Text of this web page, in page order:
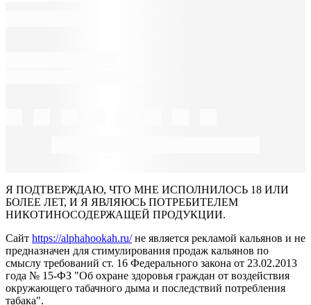
Я ПОДТВЕРЖДАЮ, ЧТО МНЕ ИСПОЛНИЛОСЬ 18 ИЛИ
БОЛЕЕ ЛЕТ, И Я ЯВЛЯЮСЬ ПОТРЕБИТЕЛЕМ
НИКОТИНОСОДЕРЖАЩЕЙ ПРОДУКЦИИ.
Сайт https://alphahookah.ru/не является рекламой кальянов и не
предназначен для стимулирования продаж кальянов по
смыслу требований ст. 16 Федерального закона от 23.02.2013
года № 15-ФЗ "Об охране здоровья граждан от воздействия
окружающего табачного дыма и последствий потребления
табака".